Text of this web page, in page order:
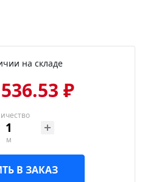
на складе
₽
м
В ЗАКАЗ